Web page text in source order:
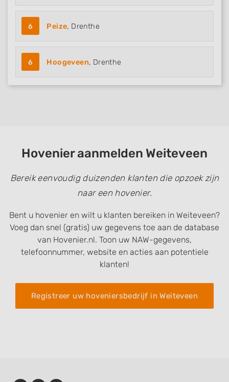
6 Peize, Drenthe
6 Hoogeveen, Drenthe
Hovenier aanmelden Weiteveen
Bereik eenvoudig duizenden klanten die opzoek zijn
naar een hovenier.
Bent u hovenier en wilt u klanten bereiken in Weiteveen?
Voeg dan snel (gratis) uw gegevens toe aan de database
van Hovenier.nl. Toon uw NAW-gegevens,
telefoonnummer, website en acties aan potentiele
klanten!
Registreer uw hoveniersbedrijf in Weiteveen